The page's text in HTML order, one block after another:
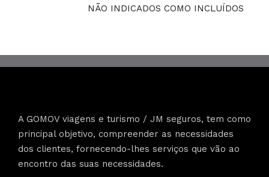
NÃO INDICADOS COMO INCLUÍDOS
A GOMOV viagens e turismo / JM seguros, tem como
principal objetivo, compreender as necessidades
dos clientes, fornecendo-lhes serviços que vão ao
encontro das suas necessidades.